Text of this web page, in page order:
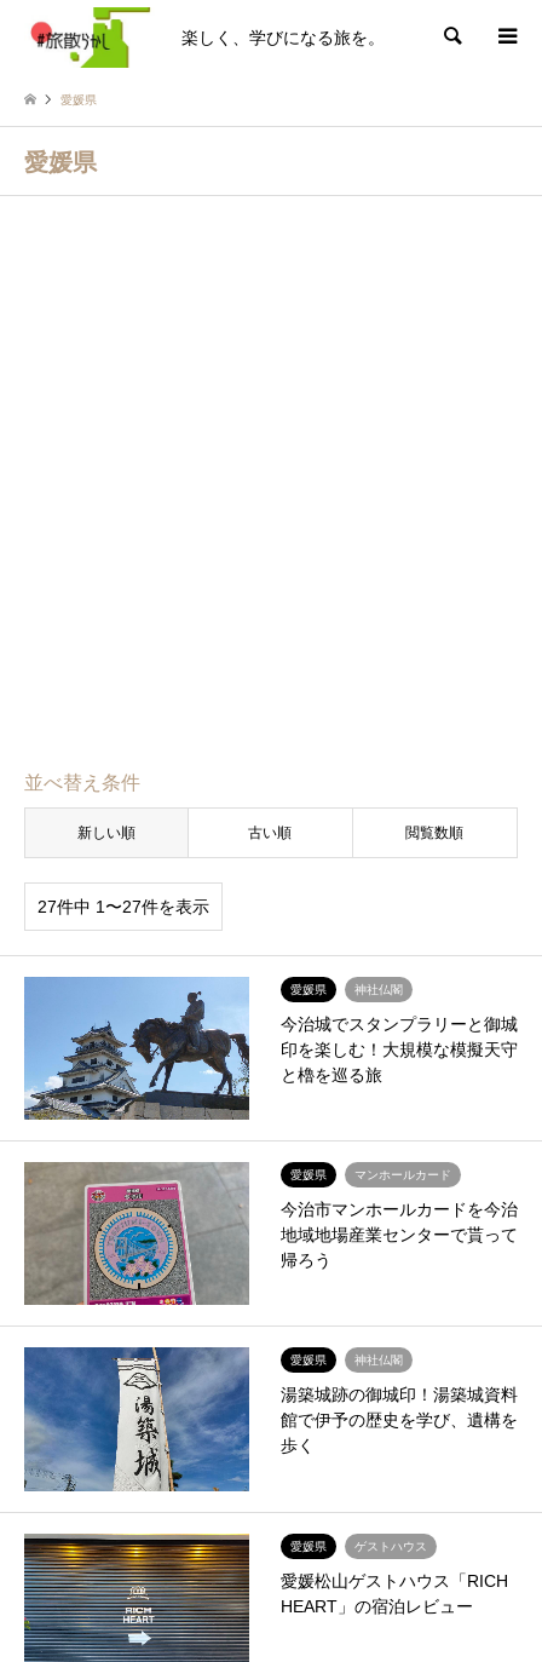
楽しく、学びになる旅を。 検索
愛媛県
愛媛県
並べ替え条件
新しい順 古い順 閲覧数順
27件中 1〜27件を表示
愛媛県 神社仏閣
今治城でスタンプラリーと御城
印を楽しむ！大規模な模擬天守
と櫓を巡る旅
愛媛県 マンホールカード
今治市マンホールカードを今治
地域地場産業センターで貰って
帰ろう
愛媛県 神社仏閣
湯築城跡の御城印！湯築城資料
館で伊予の歴史を学び、遺構を
歩く
愛媛県 ゲストハウス
愛媛松山ゲストハウス「RICH
HEART」の宿泊レビュー